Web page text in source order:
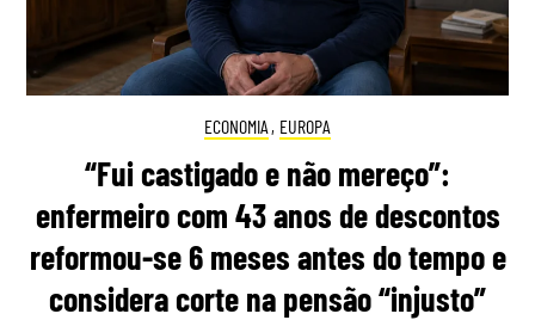
ECONOMIA , EUROPA
“Fui castigado e não mereço”:
enfermeiro com 43 anos de descontos
reformou-se 6 meses antes do tempo e
considera corte na pensão “injusto”